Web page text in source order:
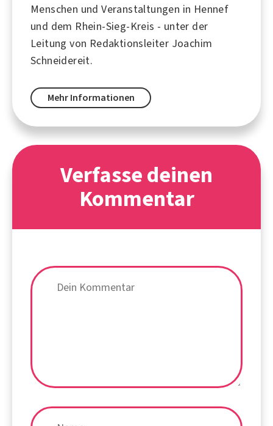
Menschen und Veranstaltungen in Hennef
und dem Rhein-Sieg-Kreis - unter der
Leitung von Redaktionsleiter Joachim
Schneidereit.
Mehr Informationen
Verfasse deinen
Kommentar